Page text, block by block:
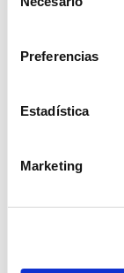
Preferencias
Estadística
Marketing
la
Más
activa
mayor
interior
Y esto